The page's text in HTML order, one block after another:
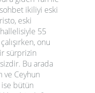
ikiliyi eski
eski
55
onu
sürprizin
Bu arada
ve Ceyhun
ise bütün